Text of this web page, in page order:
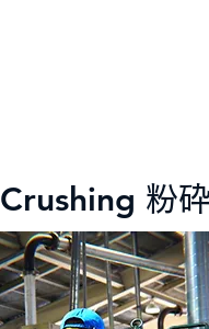
Crushing 粉砕